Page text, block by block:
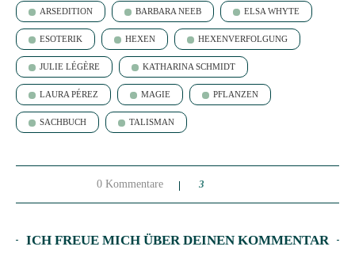
ARSEDITION BARBARA NEEB ELSA WHYTE
ESOTERIK HEXEN HEXENVERFOLGUNG
JULIE LÉGÈRE KATHARINA SCHMIDT
LAURA PÉREZ MAGIE PFLANZEN
SACHBUCH TALISMAN
0 Kommentare 3
ICH FREUE MICH ÜBER DEINEN KOMMENTAR